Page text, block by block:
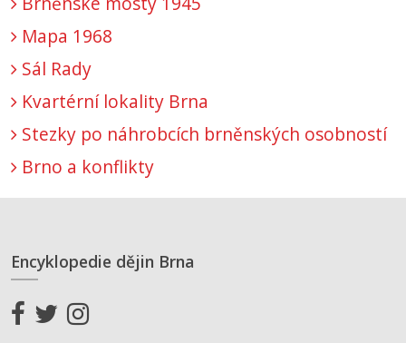
Mapa 1968
Sál Rady
Kvartérní lokality Brna
Stezky po náhrobcích brněnských osobností
Brno a konflikty
Encyklopedie dějin Brna